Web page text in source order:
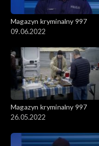
Magazyn kryminalny 997
09.06.2022
Magazyn kryminalny 997
26.05.2022